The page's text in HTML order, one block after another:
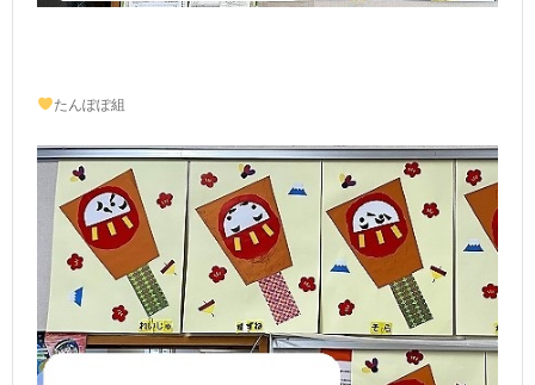
たんぽぽ組